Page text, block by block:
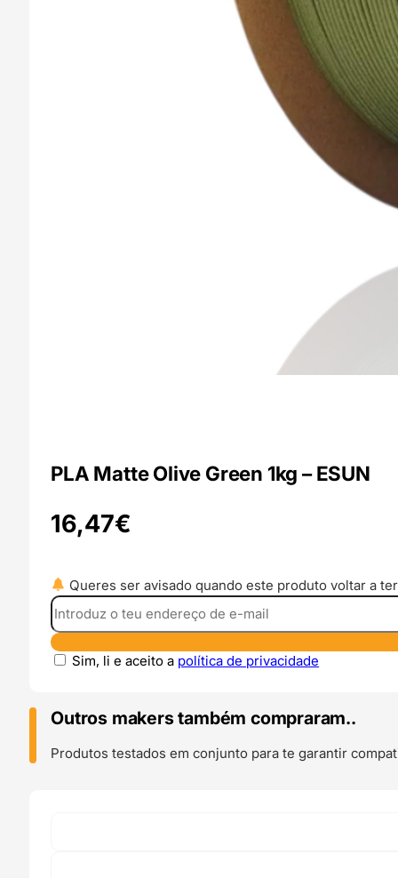
PLA Matte Olive Green 1kg – ESUN
16,47€
Queres ser avisado quando este produto voltar a
Sim, li e aceito a política de privacidade
Outros makers também compraram..
Produtos testados em conjunto para te garantir